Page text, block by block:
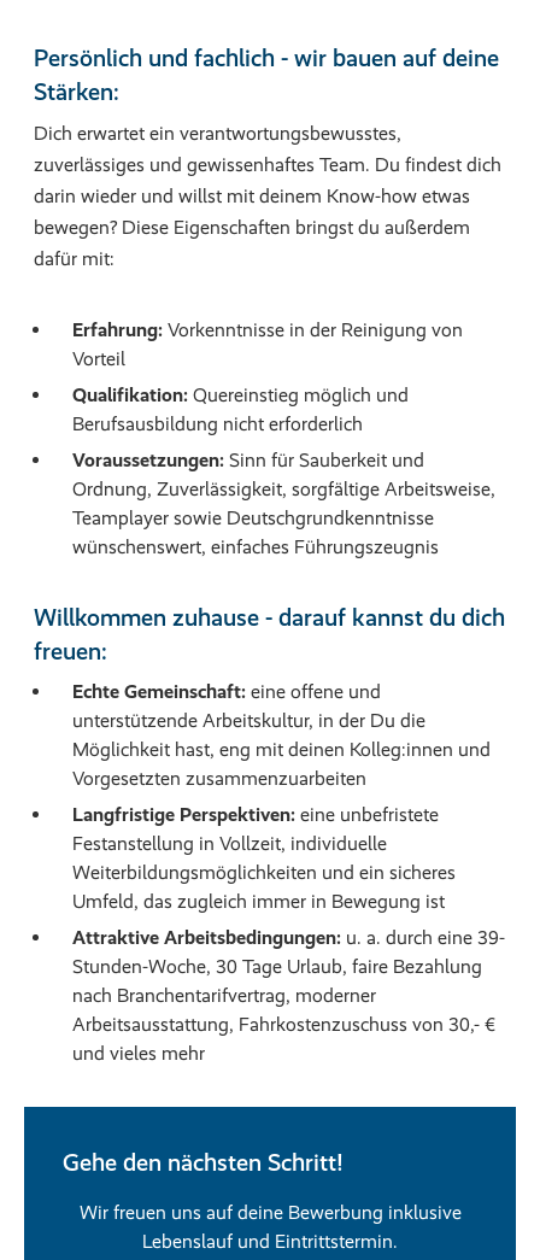
Persönlich und fachlich - wir bauen auf deine
Stärken:
Dich erwartet ein verantwortungsbewusstes,
zuverlässiges und gewissenhaftes Team. Du findest dich
darin wieder und willst mit deinem Know-how etwas
bewegen? Diese Eigenschaften bringst du außerdem
dafür mit:
Erfahrung: Vorkenntnisse in der Reinigung von
Vorteil
Qualifikation: Quereinstieg möglich und
Berufsausbildung nicht erforderlich
Voraussetzungen: Sinn für Sauberkeit und
Ordnung, Zuverlässigkeit, sorgfältige Arbeitsweise,
Teamplayer sowie Deutschgrundkenntnisse
wünschenswert, einfaches Führungszeugnis
Willkommen zuhause - darauf kannst du dich
freuen:
Echte Gemeinschaft: eine offene und
unterstützende Arbeitskultur, in der Du die
Möglichkeit hast, eng mit deinen Kolleg:innen und
Vorgesetzten zusammenzuarbeiten
Langfristige Perspektiven: eine unbefristete
Festanstellung in Vollzeit, individuelle
Weiterbildungsmöglichkeiten und ein sicheres
Umfeld, das zugleich immer in Bewegung ist
Attraktive Arbeitsbedingungen: u. a. durch eine 39-
Stunden-Woche, 30 Tage Urlaub, faire Bezahlung
nach Branchentarifvertrag, moderner
Arbeitsausstattung, Fahrkostenzuschuss von 30,- €
und vieles mehr
Gehe den nächsten Schritt!
Wir freuen uns auf deine Bewerbung inklusive
Lebenslauf und Eintrittstermin.